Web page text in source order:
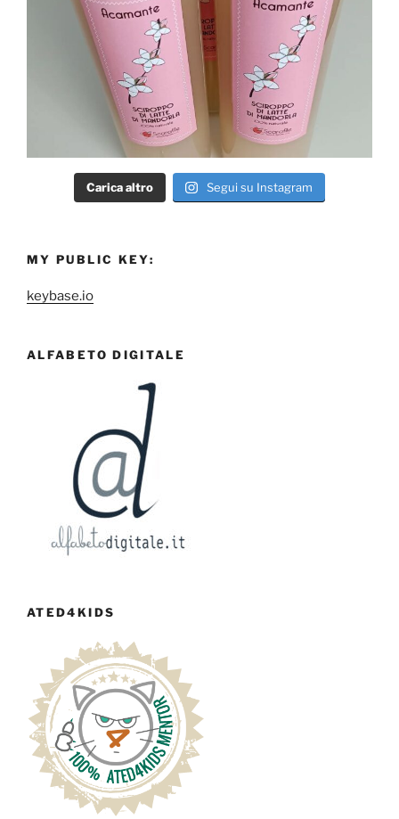
Carica altro Segui su Instagram
MY PUBLIC KEY:
keybase.io
ALFABETO DIGITALE
ATED4KIDS